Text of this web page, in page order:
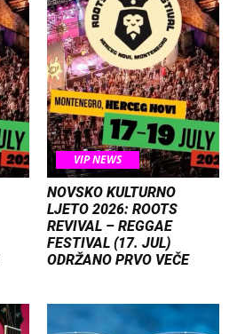
VIP NEWS
NOVSKO KULTURNO
LJETO 2026: ROOTS
REVIVAL – REGGAE
FESTIVAL (17. JUL)
ODRŽANO PRVO VEČE